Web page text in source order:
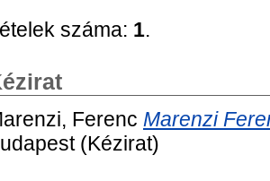
száma: 1.
Ferenc Marenzi
(Kézirat)